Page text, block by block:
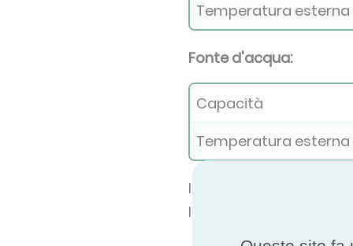
Temperatura esterna
Fonte d'acqua:
Capacità
Temperatura esterna
Il valore SEER si
l'energia elettrica